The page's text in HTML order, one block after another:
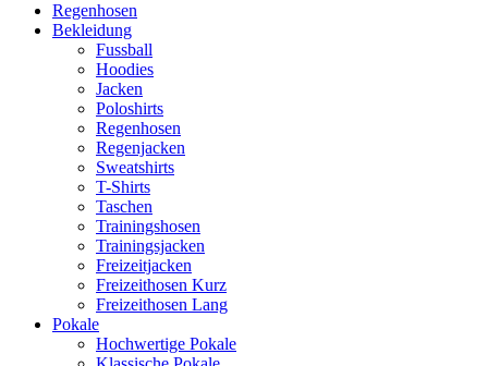
Regenhosen
Bekleidung
Fussball
Hoodies
Jacken
Poloshirts
Regenhosen
Regenjacken
Sweatshirts
T-Shirts
Taschen
Trainingshosen
Trainingsjacken
Freizeitjacken
Freizeithosen Kurz
Freizeithosen Lang
Pokale
Hochwertige Pokale